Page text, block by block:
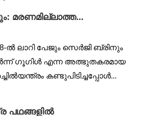
മരണമില്ലാത്ത...
ൽ ലാറി പേജും സെർജി ബ്രിനും
ഗൂഗിൾ എന്ന അത്ഭുതകരമായ
കണ്ടുപിടിച്ചപ്പോൾ...
പഥങ്ങളിൽ